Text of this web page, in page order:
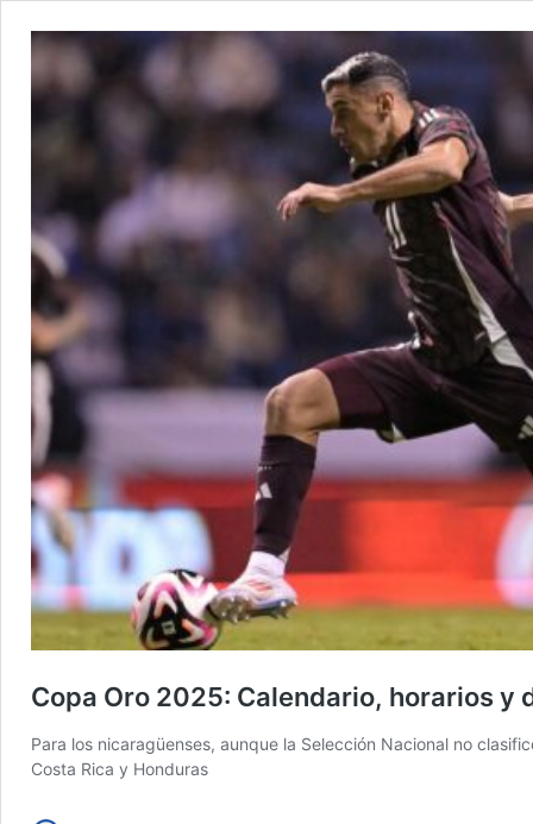
Copa Oro 2025: Calendario, horarios y
Para los nicaragüenses, aunque la Selección Nacional no
Costa Rica y Honduras